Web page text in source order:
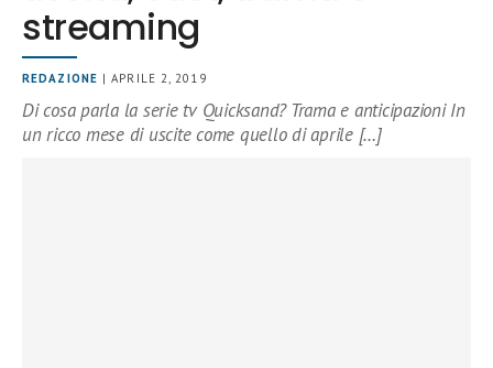
streaming
REDAZIONE | APRILE 2, 2019
Di cosa parla la serie tv Quicksand? Trama e anticipazioni In
un ricco mese di uscite come quello di aprile […]